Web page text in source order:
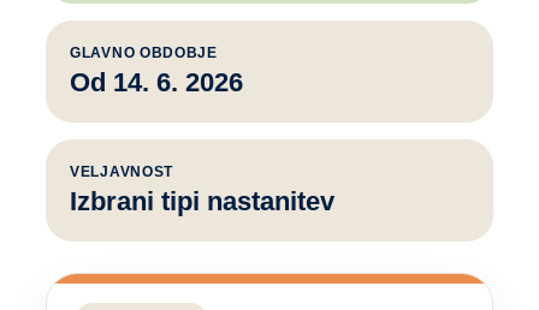
GLAVNO OBDOBJE
Od 14. 6. 2026
VELJAVNOST
Izbrani tipi nastanitev